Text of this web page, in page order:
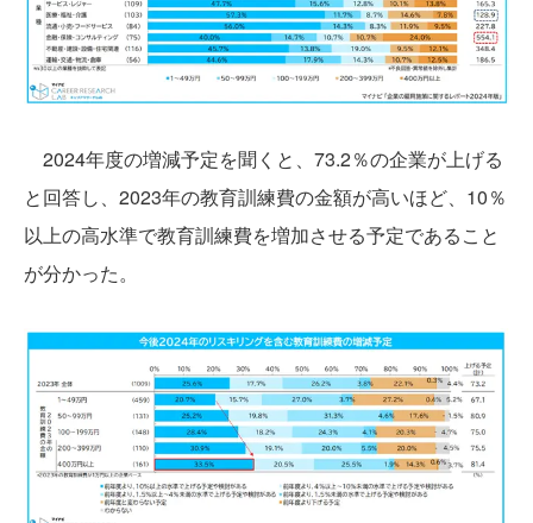
2024年度の増減予定を聞くと、73.2％の企業が上げる
と回答し、2023年の教育訓練費の金額が高いほど、10％
以上の高水準で教育訓練費を増加させる予定であること
が分かった。